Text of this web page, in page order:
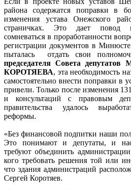
района содержатся поправки в
изменения устава Онежского
страничках. Это дает повод
сомневаться в проработанности
регистрации документов в
пыталась отдать свои
председателя Совета
КОРОТЯЕВА, эта необходимость
самостоятельно внести поправки в
привели. Только после изменения
и консультаций с правовым
правительства удалось
реформы.
«Без финансовой подпитки наши
Это понимают и депутаты, и
требуют объединить
кого требовать решения той или
что здания администраций
Сергей Коротяев.